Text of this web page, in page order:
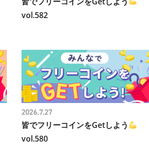
vol.582
皆でフリーコインをGetしよう
vol.580
2026.7.27